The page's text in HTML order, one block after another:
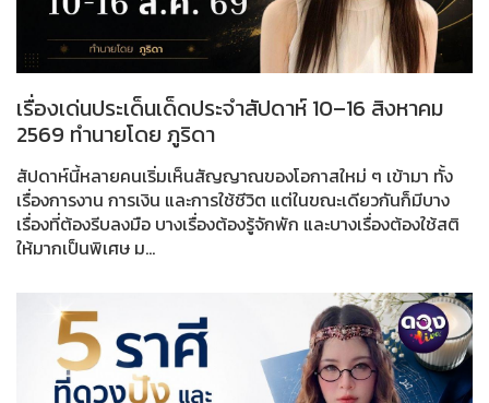
เรื่องเด่นประเด็นเด็ดประจำสัปดาห์ 10–16 สิงหาคม
2569 ทำนายโดย ภูริดา
สัปดาห์นี้หลายคนเริ่มเห็นสัญญาณของโอกาสใหม่ ๆ เข้ามา ทั้ง
เรื่องการงาน การเงิน และการใช้ชีวิต แต่ในขณะเดียวกันก็มีบาง
เรื่องที่ต้องรีบลงมือ บางเรื่องต้องรู้จักพัก และบางเรื่องต้องใช้สติ
ให้มากเป็นพิเศษ ม...